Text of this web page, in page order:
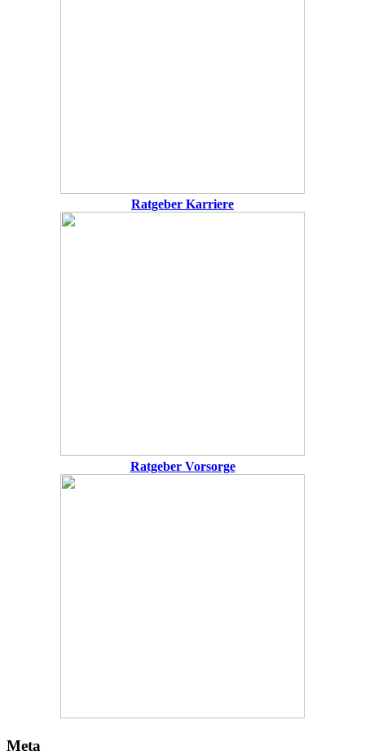
Ratgeber Karriere
Ratgeber Vorsorge
Meta